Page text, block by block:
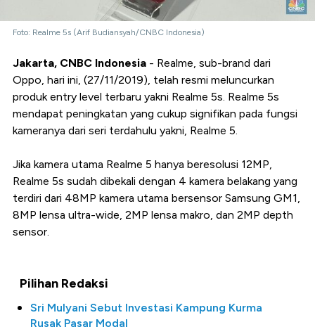
Foto: Realme 5s (Arif Budiansyah/CNBC Indonesia)
Jakarta, CNBC Indonesia - Realme, sub-brand dari
Oppo, hari ini, (27/11/2019), telah resmi meluncurkan
produk entry level terbaru yakni Realme 5s. Realme 5s
mendapat peningkatan yang cukup signifikan pada fungsi
kameranya dari seri terdahulu yakni, Realme 5.
Jika kamera utama Realme 5 hanya beresolusi 12MP,
Realme 5s sudah dibekali dengan 4 kamera belakang yang
terdiri dari 48MP kamera utama bersensor Samsung GM1,
8MP lensa ultra-wide, 2MP lensa makro, dan 2MP depth
sensor.
Pilihan Redaksi
Sri Mulyani Sebut Investasi Kampung Kurma
Rusak Pasar Modal